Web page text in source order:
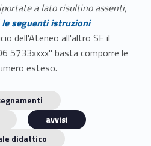
a lato risultino assenti,
le seguenti istruzioni
dell'Ateneo all'altro SE il
5733xxxx" basta comporre le
esteso.
avvisi
didattico